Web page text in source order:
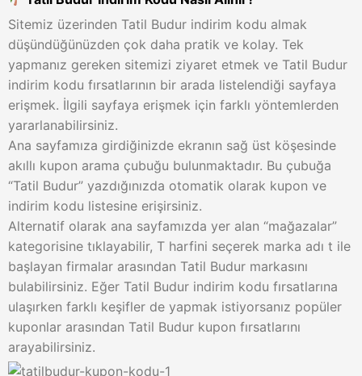
Sitemiz üzerinden Tatil Budur indirim kodu almak
düşündüğünüzden çok daha pratik ve kolay. Tek
yapmanız gereken sitemizi ziyaret etmek ve Tatil Budur
indirim kodu fırsatlarının bir arada listelendiği sayfaya
erişmek. İlgili sayfaya erişmek için farklı yöntemlerden
yararlanabilirsiniz.
Ana sayfamıza girdiğinizde ekranın sağ üst köşesinde
akıllı kupon arama çubuğu bulunmaktadır. Bu çubuğa
“Tatil Budur” yazdığınızda otomatik olarak kupon ve
indirim kodu listesine erişirsiniz.
Alternatif olarak ana sayfamızda yer alan “mağazalar”
kategorisine tıklayabilir, T harfini seçerek marka adı t ile
başlayan firmalar arasından Tatil Budur markasını
bulabilirsiniz. Eğer Tatil Budur indirim kodu fırsatlarına
ulaşırken farklı keşifler de yapmak istiyorsanız popüler
kuponlar arasından Tatil Budur kupon fırsatlarını
arayabilirsiniz.